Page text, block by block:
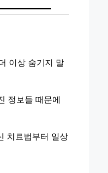
이상 숨기지 말
정보들 때문에
치료법부터 일상